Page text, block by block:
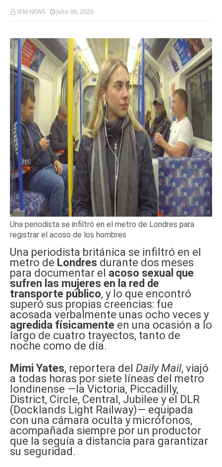
SFM NEWS Julio 06, 2026
Una periodista se infiltró en el metro de Londres para
registrar el acoso de los hombres
Una periodista británica se infiltró en el
metro de Londres durante dos meses
para documentar el acoso sexual que
sufren las mujeres en la red de
transporte público, y lo que encontró
superó sus propias creencias: fue
acosada verbalmente unas ocho veces y
agredida físicamente en una ocasión a lo
largo de cuatro trayectos, tanto de
noche como de día.
Mimi Yates, reportera del Daily Mail, viajó
a todas horas por siete líneas del metro
londinense —la Victoria, Piccadilly,
District, Circle, Central, Jubilee y el DLR
(Docklands Light Railway)— equipada
con una cámara oculta y micrófonos,
acompañada siempre por un productor
que la seguía a distancia para garantizar
su seguridad.